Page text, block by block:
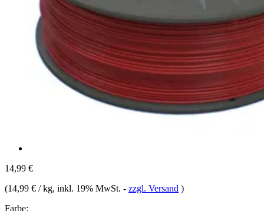
14,99 €
(14,99 € / kg, inkl. 19% MwSt. - zzgl. Versand )
Farbe: